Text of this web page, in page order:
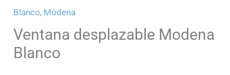
Blanco, Módena
Ventana desplazable Modena
Blanco